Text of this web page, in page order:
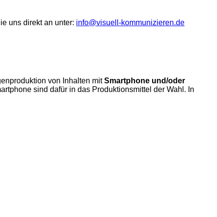
uns direkt an unter: info@visuell-kommunizieren.de
von Inhalten mitSmartphone und/oder
sind dafür in das Produktionsmittel der Wahl. In